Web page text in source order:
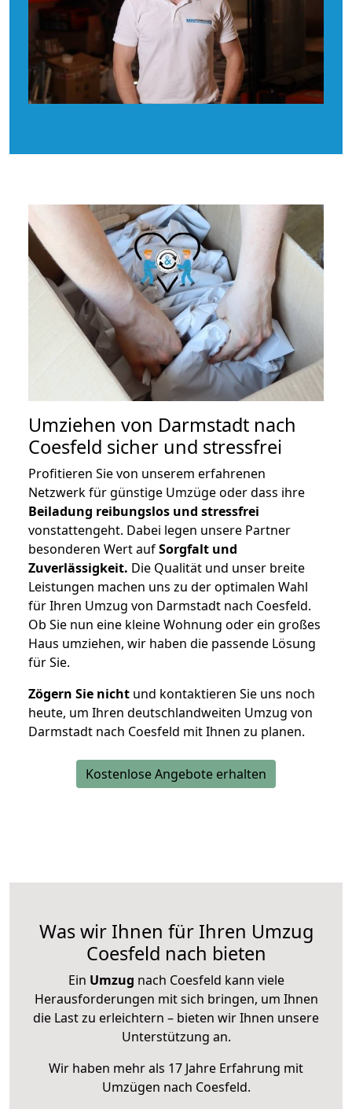
Umziehen von Darmstadt nach
Coesfeld sicher und stressfrei
Profitieren Sie von unserem erfahrenen
Netzwerk für günstige Umzüge oder dass ihre
Beiladung reibungslos und stressfrei
vonstattengeht. Dabei legen unsere Partner
besonderen Wert aufSorgfalt und
Zuverlässigkeit. Die Qualität und unser breite
Leistungen machen uns zu der optimalen Wahl
für Ihren Umzug von Darmstadt nach Coesfeld.
Ob Sie nun eine kleine Wohnung oder ein großes
Haus umziehen, wir haben die passende Lösung
für Sie.
Zögern Sie nicht und kontaktieren Sie uns noch
heute, um Ihren deutschlandweiten Umzug von
Darmstadt nach Coesfeld mit Ihnen zu planen.
Kostenlose Angebote erhalten
Was wir Ihnen für Ihren Umzug
Coesfeld nach bieten
Ein Umzug nach Coesfeld kann viele
Herausforderungen mit sich bringen, um Ihnen
die Last zu erleichtern – bieten wir Ihnen unsere
Unterstützung an.
Wir haben mehr als 17 Jahre Erfahrung mit
Umzügen nach Coesfeld.